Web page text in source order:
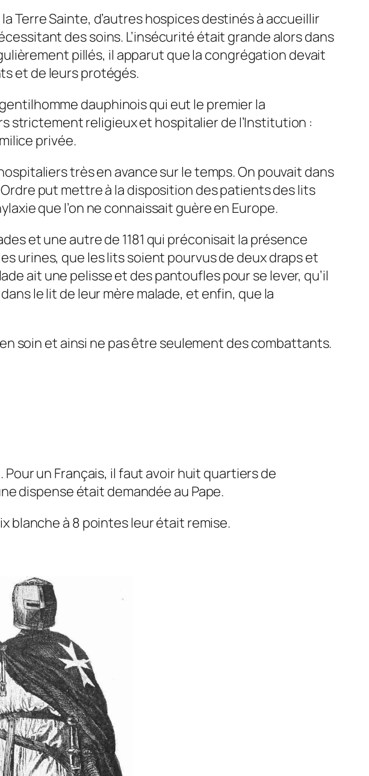
Terre Sainte, d’autres hospices destinés à accueillir
des soins. L’insécurité était grande alors dans
pillés, il apparut que la congrégation devait
et de leurs protégés.
dauphinois qui eut le premier la
strictement religieux et hospitalier de l’Institution :
privée.
très en avance sur le temps. On pouvait dans
put mettre à la disposition des patients des lits
que l’on ne connaissait guère en Europe.
et une autre de 1181 qui préconisait la présence
urines, que les lits soient pourvus de deux draps et
ait une pelisse et des pantoufles pour se lever, qu’il
le lit de leur mère malade, et enfin, que la
soin et ainsi ne pas être seulement des combattants.
un Français, il faut avoir huit quartiers de
dispense était demandée au Pape.
blanche à 8 pointes leur était remise.